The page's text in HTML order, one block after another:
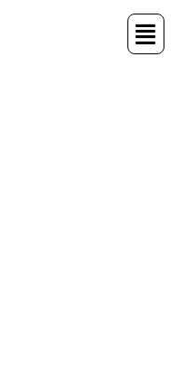
דילוג
לתוכןתפריט